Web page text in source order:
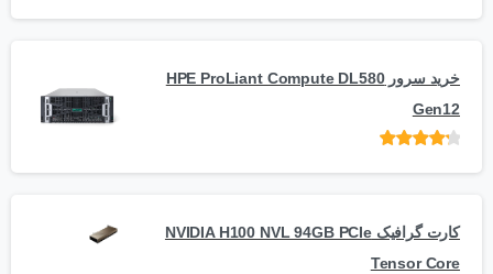
5
خرید سرور HPE ProLiant Compute DL580
Gen12
کارت گرافیک NVIDIA H100 NVL 94GB PCIe
Tensor Core